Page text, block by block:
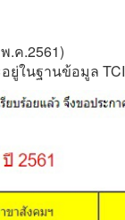
.ค.2561)
ยู่ในฐานข้อมูล TCI